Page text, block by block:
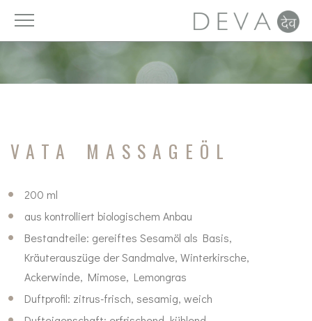
VATA MASSAGEÖL
200 ml
aus kontrolliert biologischem Anbau
Bestandteile: gereiftes Sesamöl als Basis,
Kräuterauszüge der Sandmalve, Winterkirsche,
Ackerwinde, Mimose, Lemongras
Duftprofil: zitrus-frisch, sesamig, weich
DAYAhealth
Spurenelemente
Nahrungsergänzung
Fettsäuren
Zellschutz
Pro- und Präbiotika
Luft
Ernährung
Trinken
Bewegung
Detox